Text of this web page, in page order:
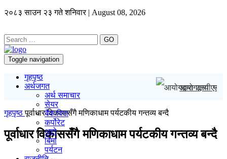
२०८३ साउन २३ गते शनिवार | August 08, 2026
GO
Toggle navigation
गृहपृष्ठ
अर्थजगत
अर्थ समाचार
सेयर
बैंक/वित्त
कर्पोरेट
अटो
बिमा
पर्यटन
आयोगद्वारा
गृहपृष्ठपूर्वाधार विकाससँगै मणिकाधाम पर्यटकीय गन्तव्य बन्दै
पूर्वाधार विकाससँगै मणिकाधाम पर्यटकीय गन्तव्य बन्दै